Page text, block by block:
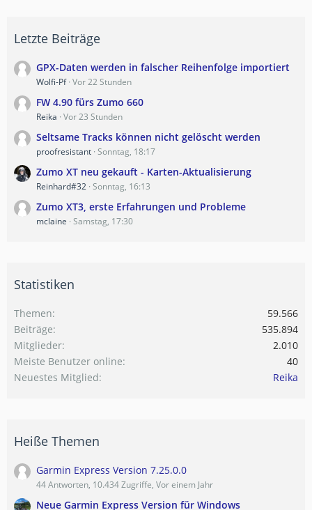
Letzte Beiträge
GPX-Daten werden in falscher Reihenfolge importiert
Wolfi-Pf Vor 22 Stunden
FW 4.90 fürs Zumo 660
Reika Vor 23 Stunden
Seltsame Tracks können nicht gelöscht werden
proofresistant Sonntag, 18:17
Zumo XT neu gekauft - Karten-Aktualisierung
Reinhard#32 Sonntag, 16:13
Zumo XT3, erste Erfahrungen und Probleme
mclaine Samstag, 17:30
Statistiken
Themen
59.566
Beiträge
535.894
Mitglieder
2.010
Meiste Benutzer online
40
Neuestes Mitglied
Reika
Heiße Themen
Garmin Express Version 7.25.0.0
44 Antworten, 10.434 Zugriffe, Vor einem Jahr
Neue Garmin Express Version für Windows